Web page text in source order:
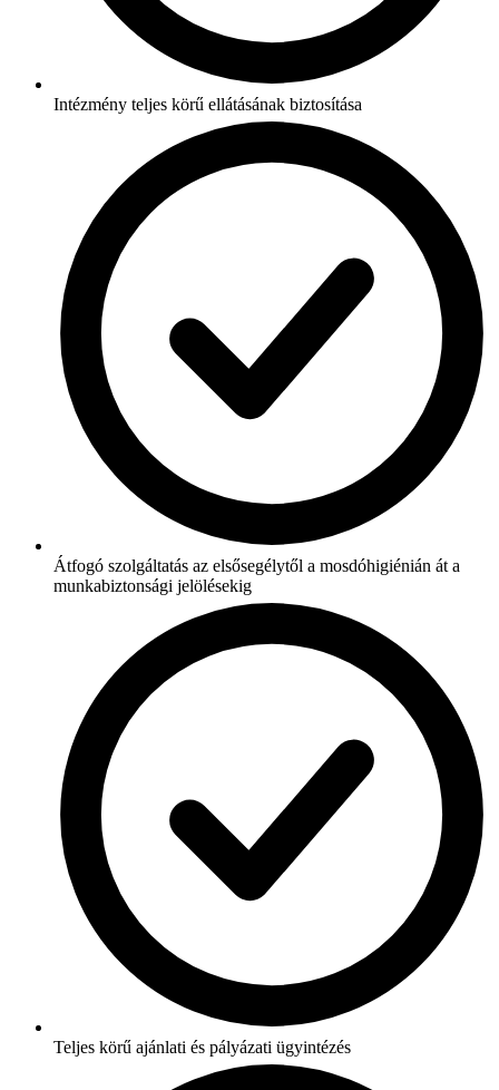
Intézmény teljes körű ellátásának biztosítása
Átfogó szolgáltatás az elsősegélytől a mosdóhigiénián át a
munkabiztonsági jelölésekig
Teljes körű ajánlati és pályázati ügyintézés